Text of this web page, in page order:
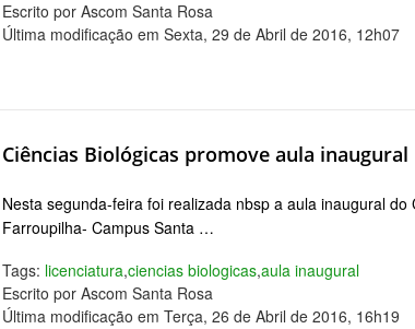
Escrito por Ascom Santa Rosa
Última modificação em Sexta, 29 de Abril de 2016, 12h07
Ciências Biológicas promove aula inaugural
Nesta segunda-feira foi realizada nbsp a aula inaugural
Farroupilha- Campus Santa …
Tags: licenciatura,ciencias biologicas,aula inaugural
Escrito por Ascom Santa Rosa
Última modificação em Terça, 26 de Abril de 2016, 16h19